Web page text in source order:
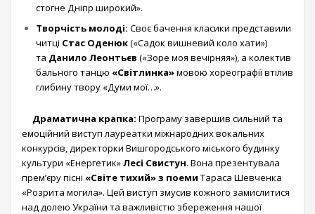
стогне Дніпр широкий».
Творчість молоді: Своє бачення класики представили
читці Стас Оденюк(«Садок вишневий коло хати»)
та Данило Леонтьєв («Зоре моя вечірняя»), а колектив
бального танцю «Світлинка»мовою хореографії втілив
глибину твору «Думи мої…».
Драматична крапка: Програму завершив сильний та
емоційний виступ лауреатки міжнародних вокальних
конкурсів, директорки Вишгородського міського будинку
культури «Енергетик»Лесі Свистун. Вона презентувала
прем’єру пісні «Світе тихий» з поеми Тараса Шевченка
«Розрита могила». Цей виступ змусив кожного замислитися
над долею України та важливістю збереження нашої